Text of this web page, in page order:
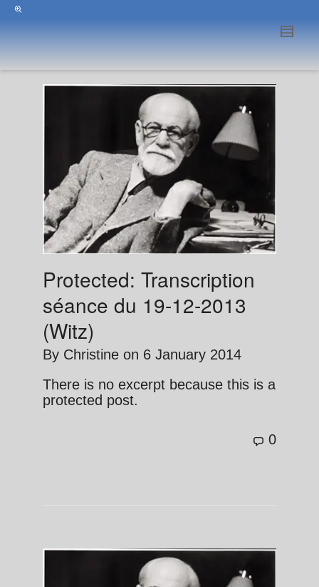
Protected: Transcription
séance du 19-12-2013
(Witz)
By Christine on 6 January 2014
There is no excerpt because this is a
protected post.
0